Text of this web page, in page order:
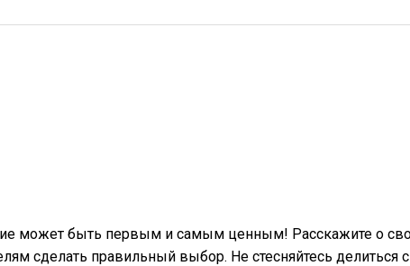
может быть первым и самым ценным! Расскажите о
сделать правильный выбор. Не стесняйтесь делиться